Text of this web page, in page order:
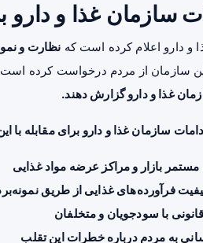
سازمان غذا و دارو
و دارو اعلام کرده است که نظارت و
سازمان از مردم درخواست کرده
غذا و دارو گزارش دهند.
سازمان غذا و دارو برای مقابله با
بازار و مراکز عرضه مواد غذایی
فرآورده‌های غذایی از طریق
با سودجویان و متخلفان
به مردم درباره خطرات این تقلب